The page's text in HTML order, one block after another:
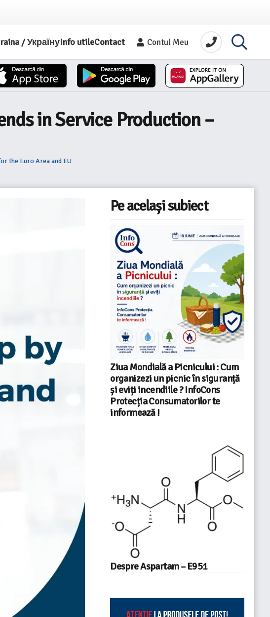
/ УкраїнуInfo utileContact Contul Meu
in Service Production –
the Euro Area and EU
Pe același subiect
Ziua Mondială a Picnicului : Cum
organizezi un picnic în siguranță
și eviți incendiile ? InfoCons
Protecția Consumatorilor te
informează !
Despre Aspartam – E951